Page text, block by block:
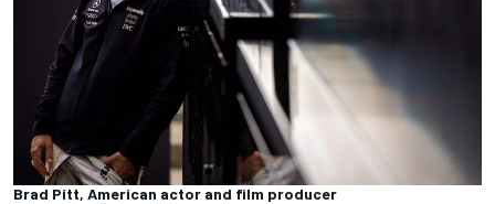
Brad Pitt, American actor and film producer